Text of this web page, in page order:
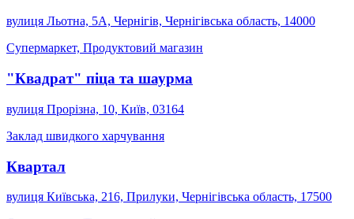
вулиця Льотна, 5А, Чернігів, Чернігівська область, 14000
Супермаркет, Продуктовий магазин
"Квадрат" піца та шаурма
вулиця Прорізна, 10, Київ, 03164
Заклад швидкого харчування
Квартал
вулиця Київська, 216, Прилуки, Чернігівська область, 17500